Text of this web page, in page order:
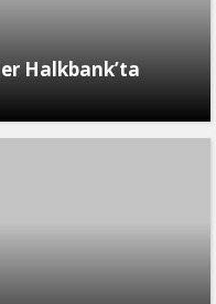
Halkbank’ta